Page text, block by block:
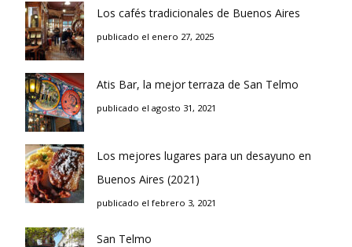
Los cafés tradicionales de Buenos Aires
publicado el enero 27, 2025
Atis Bar, la mejor terraza de San Telmo
publicado el agosto 31, 2021
Los mejores lugares para un desayuno en
Buenos Aires (2021)
publicado el febrero 3, 2021
San Telmo